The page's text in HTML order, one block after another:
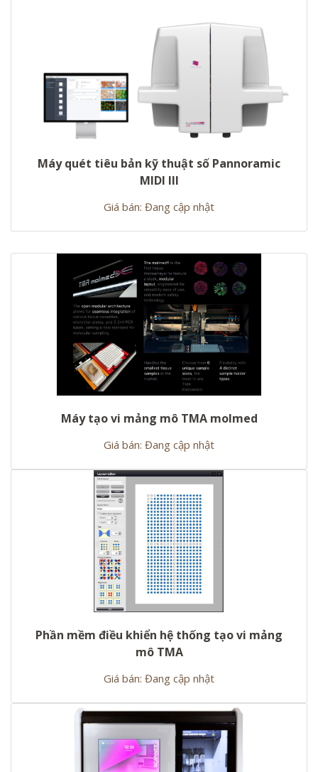
Máy quét tiêu bản kỹ thuật số Pannoramic
MIDI III
Giá bán: Đang cập nhật
Máy tạo vi mảng mô TMA molmed
Giá bán: Đang cập nhật
Phần mềm điều khiển hệ thống tạo vi mảng
mô TMA
Giá bán: Đang cập nhật